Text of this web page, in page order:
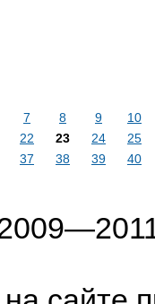
7 8 9
10
22 23 24
25
37 38 39 40